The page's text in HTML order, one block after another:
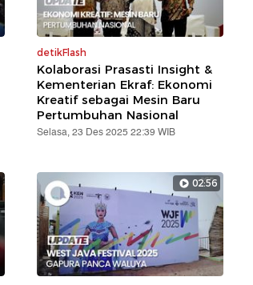
detikFlash
Kolaborasi Prasasti Insight &
Kementerian Ekraf: Ekonomi
Kreatif sebagai Mesin Baru
Pertumbuhan Nasional
Selasa, 23 Des 2025 22:39 WIB
02:56